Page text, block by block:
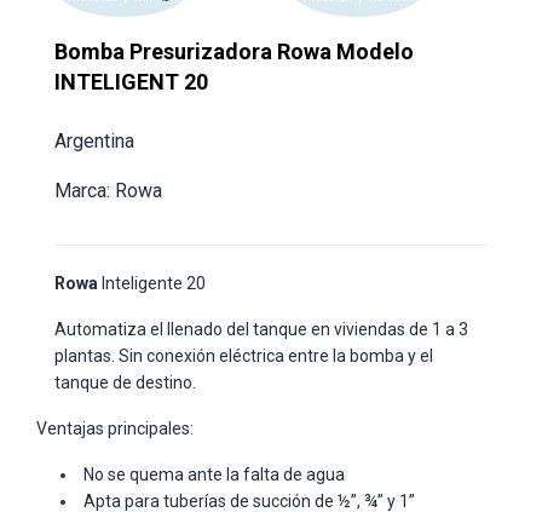
Bomba Presurizadora Rowa Modelo
INTELIGENT 20
Argentina
Marca: Rowa
Rowa Inteligente 20
Automatiza el llenado del tanque en viviendas de 1 a 3
plantas. Sin conexión eléctrica entre la bomba y el
tanque de destino.
Ventajas principales:
No se quema ante la falta de agua
Apta para tuberías de succión de ½”, ¾” y 1”